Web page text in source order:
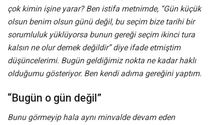
çok kimin işine yarar? Ben istifa metnimde, “Gün küçük
olsun benim olsun günü değil, bu seçim bize tarihi bir
sorumluluk yüklüyorsa bunun gereği seçim ikinci tura
kalsın ne olur demek değildir” diye ifade etmiştim
düşüncelerimi. Bugün geldiğimiz nokta ne kadar haklı
olduğumu gösteriyor. Ben kendi adıma gereğini yaptım.
“Bugün o gün değil”
Bunu görmeyip hala aynı minvalde devam eden